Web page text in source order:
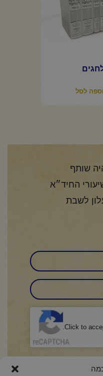
לסל
שותף
החיד״א
לשבת
Click to
את